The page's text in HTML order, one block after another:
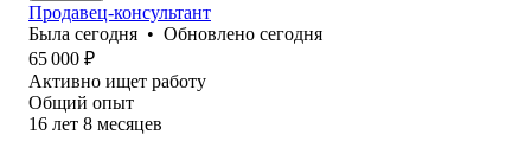
Продавец-консультант
Была сегодня • Обновлено сегодня
65 000 ₽
Активно ищет работу
Общий опыт
16 лет 8 месяцев